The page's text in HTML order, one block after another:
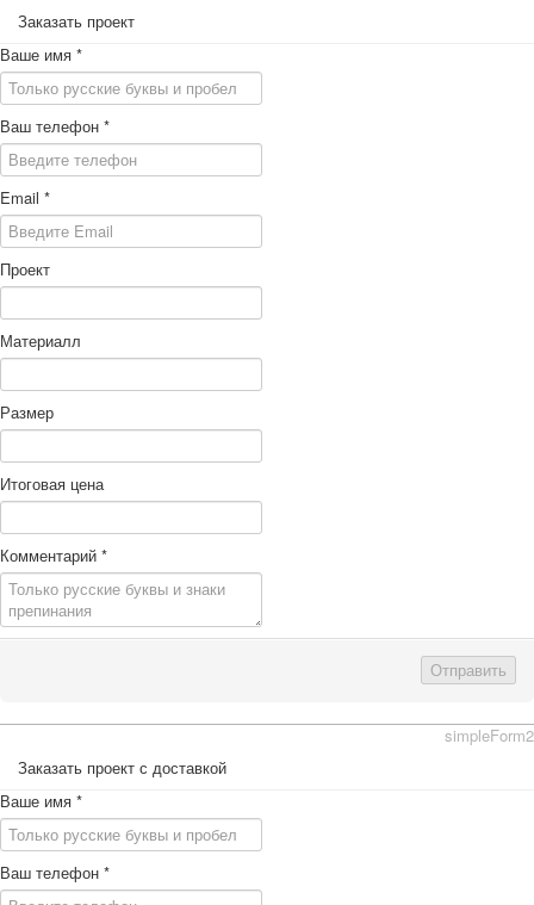
Заказать проект
Ваше имя *
Ваш телефон *
Email *
Проект
Материалл
Размер
Итоговая цена
Комментарий *
Отправить
simpleForm2
Заказать проект с доставкой
Ваше имя *
Ваш телефон *